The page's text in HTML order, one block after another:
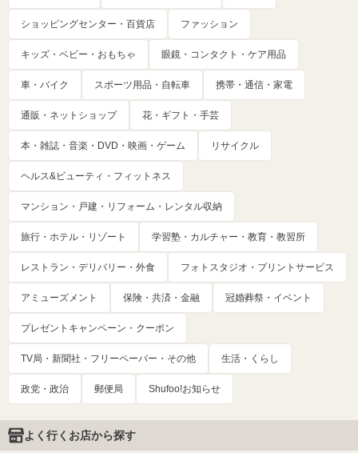
ショッピングセンター・百貨店 ファッション
キッズ・ベビー・おもちゃ 眼鏡・コンタクト・ケア用品
車・バイク スポーツ用品・自転車 携帯・通信・家電
通販・ネットショップ 花・ギフト・手芸
本・雑誌・音楽・DVD・映画・ゲーム リサイクル
ヘルス&ビューティ・フィットネス
マンション・戸建・リフォーム・レンタル収納
旅行・ホテル・リゾート 学習塾・カルチャー・教育・教習所
レストラン・デリバリー・外食 フォトスタジオ・プリントサービス
アミューズメント 保険・共済・金融 冠婚葬祭・イベント
プレゼントキャンペーン・クーポン
TV局・新聞社・フリーペーパー・その他 生活・くらし
政党・政治 郵便局 Shufoo!お知らせ
よく行くお店から探す